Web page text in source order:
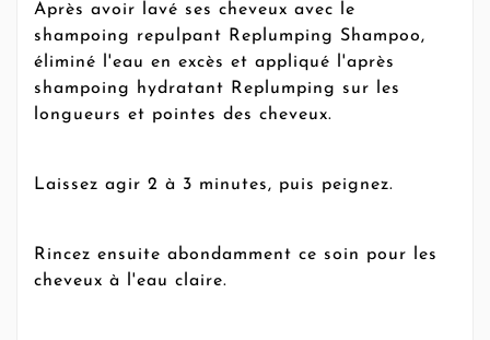
Après avoir lavé ses cheveux avec le
shampoing repulpant Replumping Shampoo,
éliminé l'eau en excès et appliqué l'après
shampoing hydratant Replumping sur les
longueurs et pointes des cheveux.
Laissez agir 2 à 3 minutes, puis peignez.
Rincez ensuite abondamment ce soin pour les
cheveux à l'eau claire.